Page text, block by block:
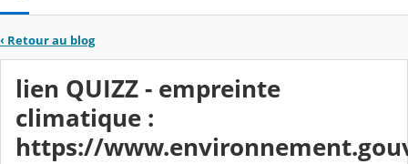
‹ Retour au blog
lien QUIZZ - empreinte
climatique :
https://